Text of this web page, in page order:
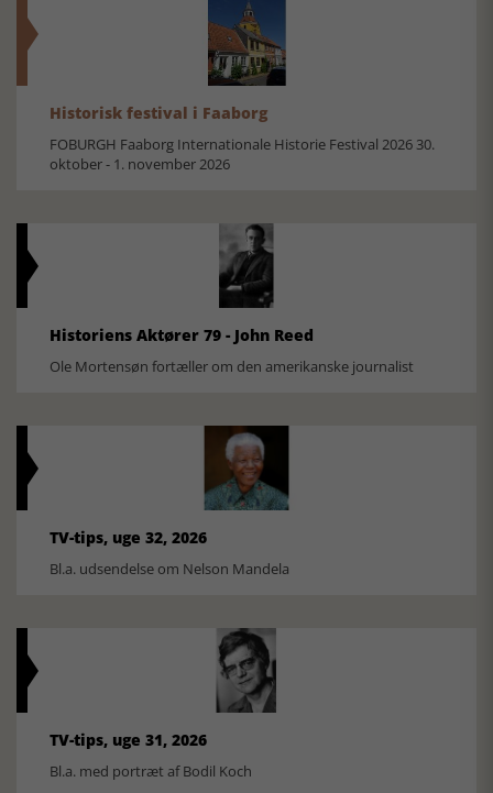
Historisk festival i Faaborg
FOBURGH Faaborg Internationale Historie Festival 2026 30.
oktober - 1. november 2026
Historiens Aktører 79 - John Reed
Ole Mortensøn fortæller om den amerikanske journalist
TV-tips, uge 32, 2026
Bl.a. udsendelse om Nelson Mandela
TV-tips, uge 31, 2026
Bl.a. med portræt af Bodil Koch